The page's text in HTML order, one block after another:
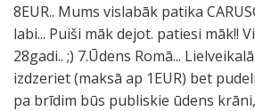
8EUR.. Mums vislabāk patika
labi... Puiši māk dejot. patiesi māk!!
28gadi.. ;) 7.Ūdens Romā...
izdzeriet (maksā ap 1EUR) bet
pa brīdim būs publiskie ūdens